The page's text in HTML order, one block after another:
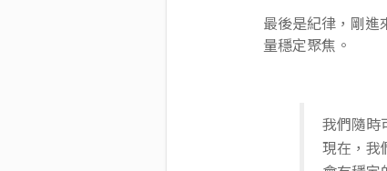
最後是紀律，剛
量穩定聚焦。
我們隨時
現在，我